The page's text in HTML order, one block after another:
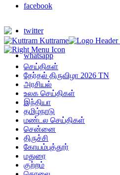
facebook
twitter
whatsapp
செய்திகள்
தேர்தல் திருவிழா 2026 TN
அரசியல்
உலக செய்திகள்
இந்தியா
தமிழ்நாடு
மண்டல செய்திகள்
சென்னை
திருச்சி
கோயம்புத்தூர்
மதுரை
குற்றம்